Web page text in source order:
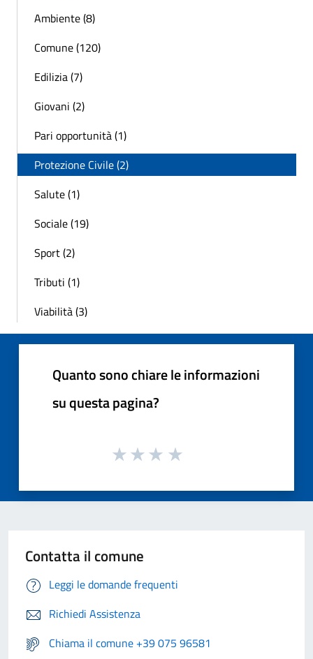
Ambiente (8)
Comune (120)
Edilizia (7)
Giovani (2)
Pari opportunità (1)
Protezione Civile (2)
Salute (1)
Sociale (19)
Sport (2)
Tributi (1)
Viabilità (3)
Quanto sono chiare le informazioni
su questa pagina?
Contatta il comune
Leggi le domande frequenti
Richiedi Assistenza
Chiama il comune +39 075 96581